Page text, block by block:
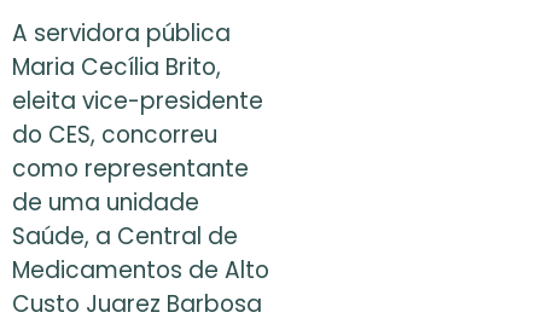
A servidora pública
Maria Cecília Brito,
eleita vice-presidente
do CES, concorreu
como representante
de uma unidade
Saúde, a Central de
Medicamentos de Alto
Custo Juarez Barbosa